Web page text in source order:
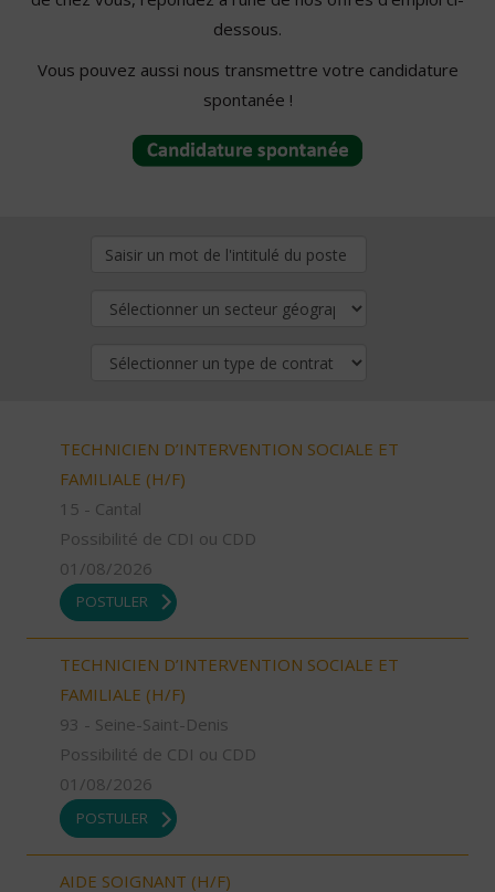
dessous.
Vous pouvez aussi nous transmettre votre candidature
spontanée !
TECHNICIEN D’INTERVENTION SOCIALE ET
FAMILIALE (H/F)
15 - Cantal
Possibilité de CDI ou CDD
01/08/2026
POSTULER
TECHNICIEN D’INTERVENTION SOCIALE ET
FAMILIALE (H/F)
93 - Seine-Saint-Denis
Possibilité de CDI ou CDD
01/08/2026
POSTULER
AIDE SOIGNANT (H/F)